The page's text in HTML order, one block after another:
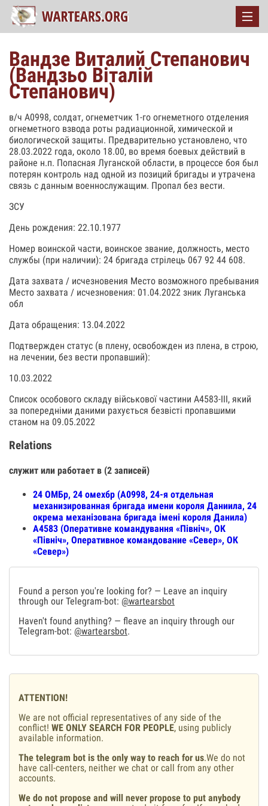
Вандзе Виталий Степанович
(Вандзьо Віталій
Степанович)
в/ч А0998, солдат, огнеметчик 1-го огнеметного отделения
огнеметного взвода роты радиационной, химической и
биологической защиты. Предварительно установлено, что
28.03.2022 года, около 18.00, во время боевых действий в
районе н.п. Попасная Луганской области, в процессе боя был
потерян контроль над одной из позиций бригады и утрачена
связь с данным военнослужащим. Пропал без вести.
ЗСУ
День рождения: 22.10.1977
Номер воинской части, воинское звание, должность, место
службы (при наличии): 24 бригада стрілець 067 92 44 608.
Дата захвата / исчезновения Место возможного пребывания
Место захвата / исчезновения: 01.04.2022 зник Луганська
обл
Дата обращения: 13.04.2022
Подтвержден статус (в плену, освобожден из плена, в строю,
на лечении, без вести пропавший):
10.03.2022
Список особового складу військової частини А4583-III, який
за попередніми даними рахується безвісті пропавшими
станом на 09.05.2022
Relations
служит или работает в (2 записей)
24 ОМБр, 24 омехбр (А0998, 24-я отдельная
механизированная бригада имени короля Даниила, 24
окрема механізована бригада імені короля Данила)
А4583 (Оперативне командування «Північ», ОК
«Північ», Оперативное командование «Север», ОК
«Север»)
Found a person you're looking for? — Leave an inquiry
through our Telegram-bot: @wartearsbot
Haven't found anything? — fleave an inquiry through our
Telegram-bot: @wartearsbot.
ATTENTION!
We are not official representatives of any side of the
conflict! WE ONLY SEARCH FOR PEOPLE, using publicly
available information.
The telegram bot is the only way to reach for us.We do not
have call-centers, neither we chat or call from any other
accounts.
We do not propose and will never propose to put anybody